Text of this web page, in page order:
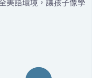
美語環境，讓孩子像學